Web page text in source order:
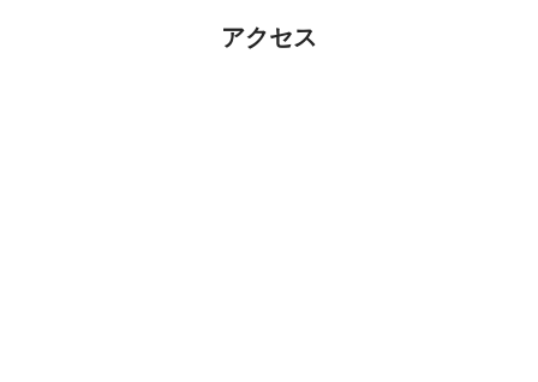
アクセス